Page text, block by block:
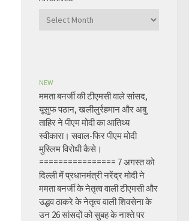
Archives
NEW
ममता बनर्जी की टीएमसी वाले सांसद,
यूसुफ पठान, खलीलुर्रहमान और अबु
ताहिर ने पीएम मोदी का आतिथ्य
स्वीकारा। सवाल-फिर पीएम मोदी
मुस्लिम विरोधी कैसे।
================ 7 अगस्त को
दिल्ली में प्रधानमंत्री नरेंद्र मोदी ने
ममता बनर्जी के नेतृत्व वाली टीएमसी और
उद्धव ठाकरे के नेतृत्व वाली शिवसेना के
उन 26 सांसदों को सुबह के नाश्ते पर